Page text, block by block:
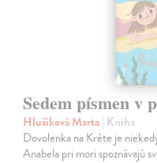
Sedem písmen v
Hlušíková Marta| Kniha
Dovolenka na Kréte je
Anabela pri mori spoznávajú